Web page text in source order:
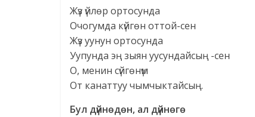
Жүз үйлөр ортосунда
Очогумда күйгөн оттой-сен
Жүз уунун ортосунда
Уупунда эң зыян уусундайсың -сен
О, менин сүйгөнүм
От канаттуу чымчыктайсың.
Бул дүйнөдөн, ал дүйнөгө